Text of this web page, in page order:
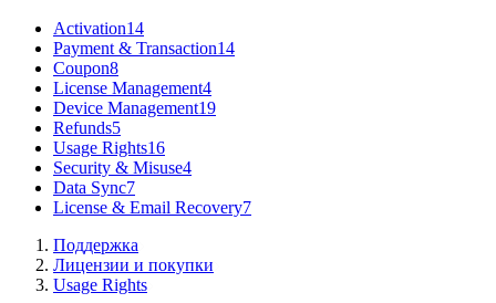
Activation14
Payment & Transaction14
Coupon8
License Management4
Device Management19
Refunds5
Usage Rights16
Security & Misuse4
Data Sync7
License & Email Recovery7
Поддержка
Лицензии и покупки
Usage Rights